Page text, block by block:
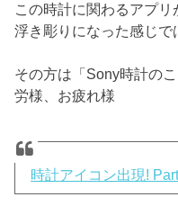
この時計に関わるアプ
浮き彫りになった感じで
その方は「Sony時計の
労様、お疲れ様
時計アイコン出現!